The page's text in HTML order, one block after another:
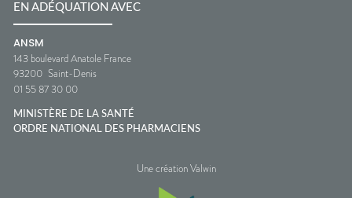
EN ADÉQUATION AVEC
ANSM
143 boulevard Anatole France
93200 Saint-Denis
01 55 87 30 00
MINISTÈRE DE LA SANTÉ
ORDRE NATIONAL DES PHARMACIENS
Une création Valwin